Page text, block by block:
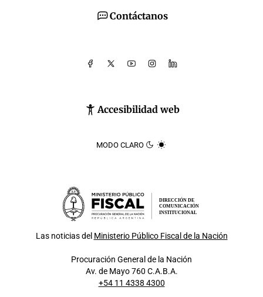
Contáctanos
Accesibilidad web
MODO CLARO
DIRECCIÓN DE
COMUNICACIÓN
INSTITUCIONAL
Las noticias del Ministerio Público Fiscal de la Nación
Procuración General de la Nación
Av. de Mayo 760 C.A.B.A.
+54 11 4338 4300